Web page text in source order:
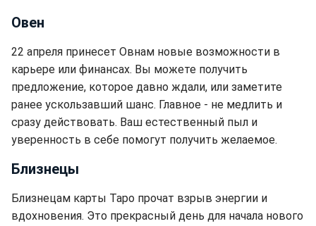
Овен
22 апреля принесет Овнам новые возможности в
карьере или финансах. Вы можете получить
предложение, которое давно ждали, или заметите
ранее ускользавший шанс. Главное - не медлить и
сразу действовать. Ваш естественный пыл и
уверенность в себе помогут получить желаемое.
Близнецы
Близнецам карты Таро прочат взрыв энергии и
вдохновения. Это прекрасный день для начала нового